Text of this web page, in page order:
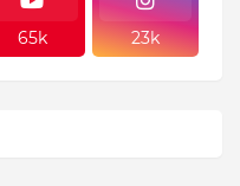
65k 23k